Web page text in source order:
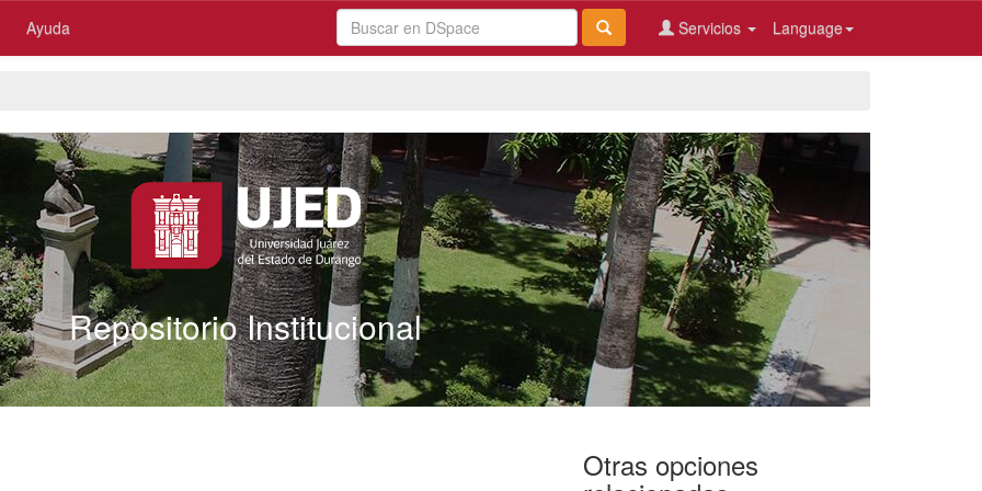
Ayuda Language
Servicios
Repositorio Institucional
Otras opciones